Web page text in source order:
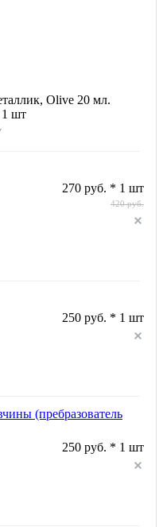
Olive 20 мл.
шт
270 руб. * 1 шт
420 руб.
250 руб. * 1 шт
(пребразователь
250 руб. * 1 шт